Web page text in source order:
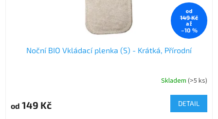
od
149 Kč
až
–10 %
Noční BIO Vkládací plenka (S) - Krátká, Přírodní
Skladem (>5 ks)
od 149 Kč DETAIL